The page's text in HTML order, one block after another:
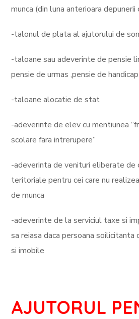
munca (din luna anterioara depunerii
-talonul de plata al ajutorului de
-taloane sau adeverinte de pensie
pensie de urmas ,pensie de
-taloane alocatie de stat
-adeverinte de elev cu mentiunea
scolare fara intrerupere”
-adeverinta de venituri eliberate de
teritoriale pentru cei care nu
de munca
-adeverinte de la serviciul taxe si
sa reiasa daca persoana soilicitanta
si imobile
AJUTORUL